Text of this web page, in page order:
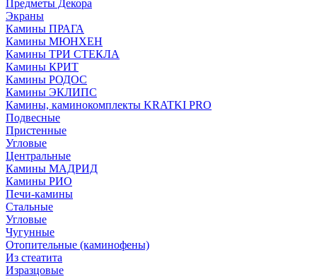
Предметы Декора
Экраны
Камины ПРАГА
Камины МЮНХЕН
Камины ТРИ СТЕКЛА
Камины КРИТ
Камины РОДОС
Камины ЭКЛИПС
Камины, каминокомплекты KRATKI PRO
Подвесные
Пристенные
Угловые
Центральные
Камины МАДРИД
Камины РИО
Печи-камины
Стальные
Угловые
Чугунные
Отопительные (каминофены)
Из стеатита
Изразцовые